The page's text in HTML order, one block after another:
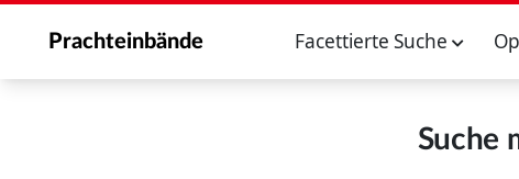
Prachteinbände Facettierte Suche
Suche